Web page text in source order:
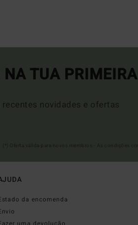
NA TUA PRIMEIRA
novidades e ofertas
da encomenda